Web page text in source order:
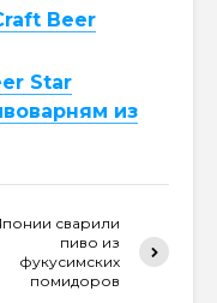
Beer
Star
из
сварили
пиво из
фукусимских
помидоров